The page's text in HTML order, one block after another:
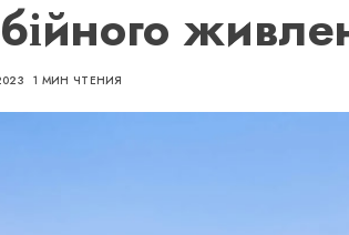
1 МИН ЧТЕНИЯ